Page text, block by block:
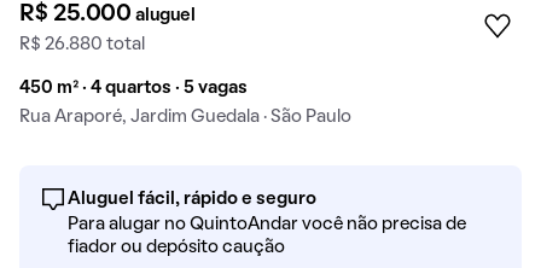
R$ 25.000aluguel
R$ 26.880 total
450 m² · 4 quartos · 5 vagas
Rua Araporé, Jardim Guedala · São Paulo
Aluguel fácil, rápido e seguro
Para alugar no QuintoAndar você não precisa de
fiador ou depósito caução